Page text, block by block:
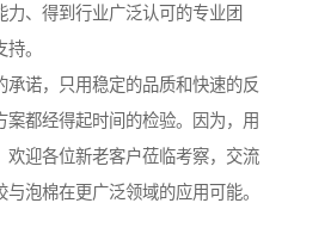
力、得到行业广泛认可的专业团
。
承诺，只用稳定的品质和快速的反
案都经得起时间的检验。因为，用
欢迎各位新老客户莅临考察，交流
泡棉在更广泛领域的应用可能。